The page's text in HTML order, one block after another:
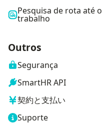
Pesquisa de rota até o
trabalho
Outros
Segurança
SmartHR API
契約と支払い
Suporte